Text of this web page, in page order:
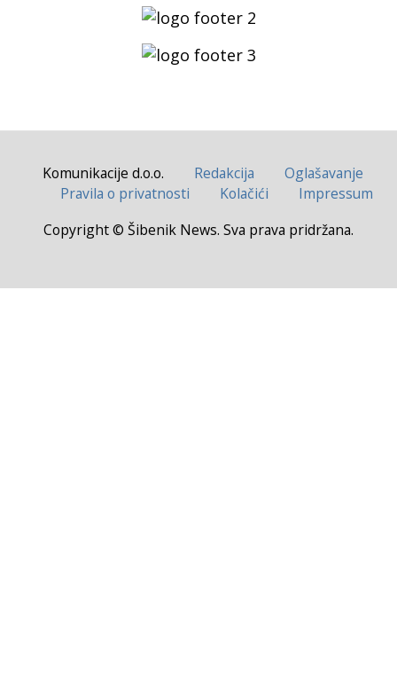
Komunikacije d.o.o. Redakcija
Oglašavanje
Pravila o privatnosti
Kolačići
Impressum
Copyright © Šibenik News. Sva prava pridržana.